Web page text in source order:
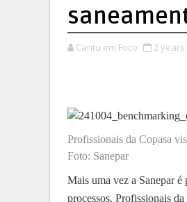
Cantu em Foco 2 years
Profissionais da Copasa
Foto: Sanepar
Mais uma vez a Sanepar é
processos. Profissionais